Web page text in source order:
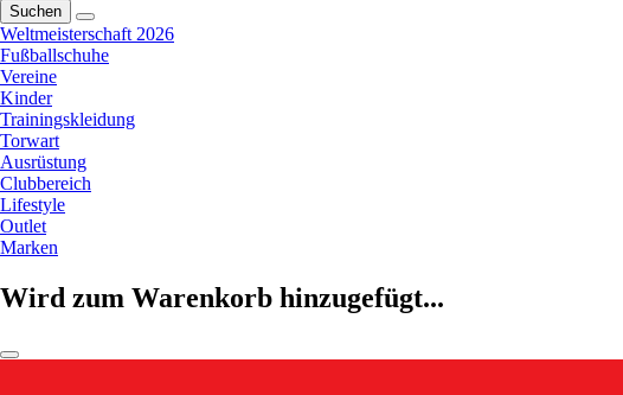
Suchen
Weltmeisterschaft 2026
Fußballschuhe
Vereine
Kinder
Trainingskleidung
Torwart
Ausrüstung
Clubbereich
Lifestyle
Outlet
Marken
Wird zum Warenkorb hinzugefügt...